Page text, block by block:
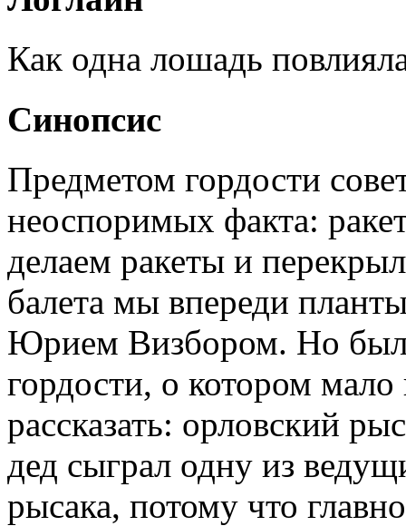
Как одна лошадь
Синопсис
Предметом гордости
неоспоримых факта:
делаем ракеты и
балета мы впереди
Юрием Визбором. Но был
гордости, о котором мало
рассказать: орловский
дед сыграл одну из
рысака, потому что